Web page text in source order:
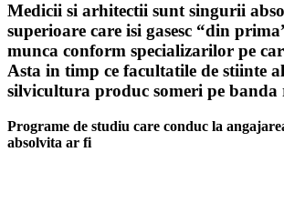
Medicii si arhitectii sunt singurii
superioare care isi gasesc “din
munca conform specializarilor pe
Asta in timp ce facultatile de stiinte
silvicultura produc someri pe
Programe de studiu care conduc la
absolvita ar fi